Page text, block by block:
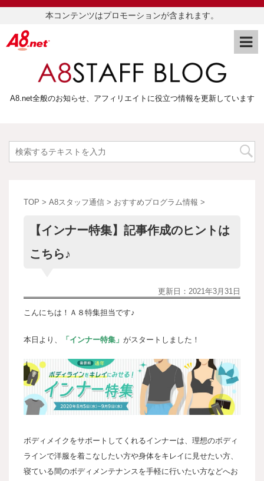
本コンテンツはプロモーションが含まれます。
A8.net全般のお知らせ、アフィリエイトに役立つ情報を更新しています
TOP > A8スタッフ通信 > おすすめプログラム情報 >
【インナー特集】記事作成のヒントは
こちら♪
更新日： 2021年3月31日
こんにちは！Ａ８特集担当です♪
本日より、 「インナー特集」 がスタートしました！
ボディメイクをサポートしてくれるインナーは、理想のボディ
ラインで洋服を着こなしたい方や身体をキレイに見せたい方、
寝ている間のボディメンテナンスを手軽に行いたい方などへお